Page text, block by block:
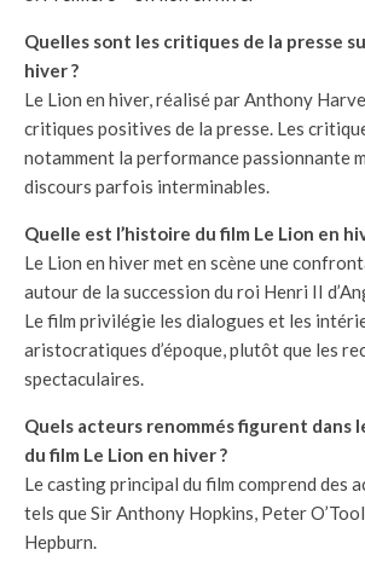
Quelles sont les critiques de la presse
hiver ?
Le Lion en hiver, réalisé par Anthony
critiques positives de la presse. Les
notamment la performance passionnante
discours parfois interminables.
Quelle est l’histoire du film Le Lion en
Le Lion en hiver met en scène une
autour de la succession du roi Henri II
Le film privilégie les dialogues et les
aristocratiques d’époque, plutôt que les
spectaculaires.
Quels acteurs renommés figurent dans
du film Le Lion en hiver ?
Le casting principal du film comprend des
tels que Sir Anthony Hopkins, Peter
Hepburn.